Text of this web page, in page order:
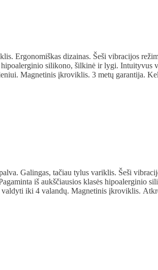
Ergonomiškas dizainas. Šeši vibracijos
hipoalerginio silikono, šilkinė ir lygi.
Magnetinis įkroviklis. 3 metų garantija.
Galingas, tačiau tylus variklis. Šeši
iš aukščiausios klasės hipoalerginio
iki 4 valandų. Magnetinis įkroviklis.